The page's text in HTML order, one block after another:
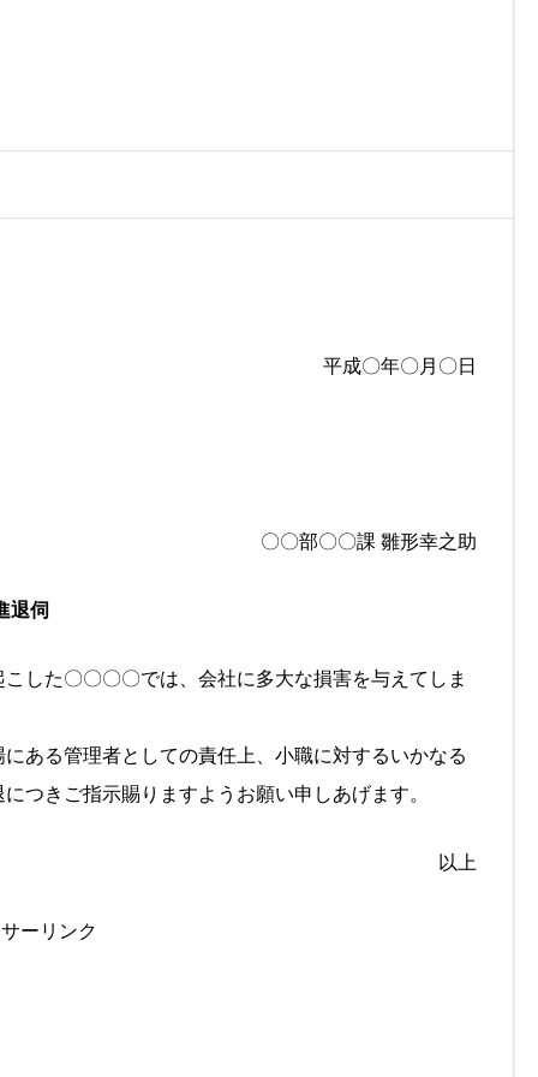
平成〇年〇月〇日
〇〇部〇〇課 雛形幸之助
退伺
した〇〇〇〇では、会社に多大な損害を与えてしま
ある管理者としての責任上、小職に対するいかなる
つきご指示賜りますようお願い申しあげます。
以上
ーリンク